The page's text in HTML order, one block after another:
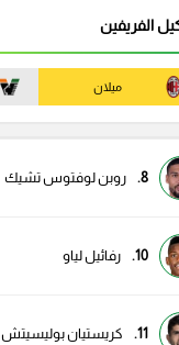
الفريفين
ميلان
8. روبن لوفتوس تشيك
10. رفائيل لياو
11. كريستيان بوليسيتش